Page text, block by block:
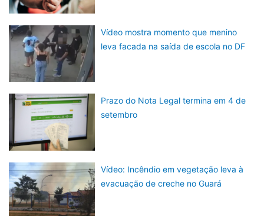
Vídeo mostra momento que menino
leva facada na saída de escola no DF
Prazo do Nota Legal termina em 4 de
setembro
Vídeo: Incêndio em vegetação leva à
evacuação de creche no Guará